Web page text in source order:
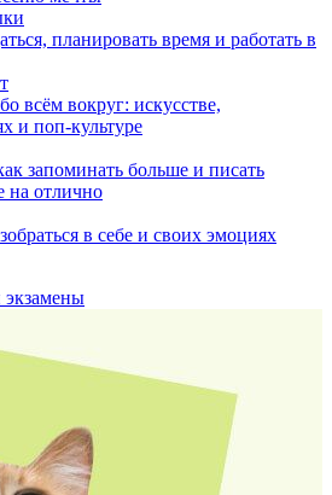
планировать время и работать в
всём вокруг: искусстве,
и поп-культуре
запоминать больше и писать
на отлично
в себе и своих эмоциях